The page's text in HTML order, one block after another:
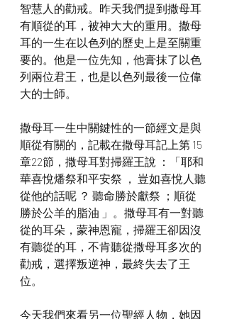
智慧人的勸戒。昨天我們提到撒母耳
有順從的耳，被神大大的重用。撒母
耳的一生在以色列的歷史上是至關重
要的。他是一位先知，他膏抹了以色
列兩位君王，也是以色列最後一位偉
大的士師。
撒母耳一生中關鍵性的一節經文是與
順從有關的，記載在撒母耳記上第 15
章22節，撒母耳對掃羅王說 ：「耶和
華喜悅燔祭和平安祭 ， 豈如喜悅人聽
從他的話呢 ？ 聽命勝於獻祭 ；順從
勝於公羊的脂油 」。撒母耳有一對聽
從的耳朵，蒙神恩寵，掃羅王卻因沒
有聽從的耳，不肯聽從撒母耳多次的
勸戒，選擇叛逆神，最終失去了王
位。
今天我們來看另一位聖經人物，她因